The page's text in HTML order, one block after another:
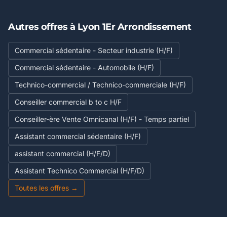
Autres offres à Lyon 1Er Arrondissement
Commercial sédentaire - Secteur industrie (H/F)
Commercial sédentaire - Automobile (H/F)
Technico-commercial / Technico-commerciale (H/F)
Conseiller commercial b to c H/F
Conseiller-ère Vente Omnicanal (H/F) - Temps partiel
Assistant commercial sédentaire (H/F)
assistant commercial (H/F/D)
Assistant Technico Commercial (H/F/D)
Toutes les offres →